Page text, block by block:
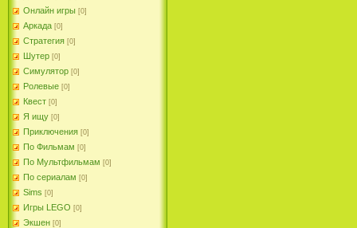
Онлайн игры [0]
Аркада [0]
Стратегия [0]
Шутер [0]
Симулятор [0]
Ролевые [0]
Квест [0]
Я ищу [0]
Приключения [0]
По Фильмам [0]
По Мультфильмам [0]
По сериалам [0]
Sims [0]
Игры LEGO [0]
Экшен [0]